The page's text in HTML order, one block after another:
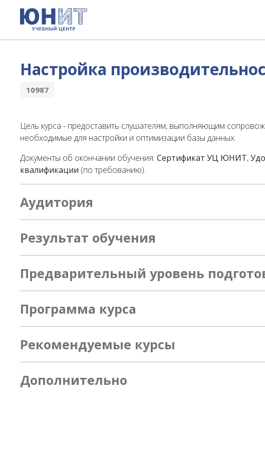
Настройка
10987
Цель курса - предоставить слушателям, выполняющим
необходимые для настройки и оптимизации базы данных.
Документы об окончании обучения:Сертификат УЦ ЮНИТ,
квалификации (по требованию).
Аудитория
Результат обучения
Предварительный уровень
Программа курса
Рекомендуемые курсы
Дополнительно